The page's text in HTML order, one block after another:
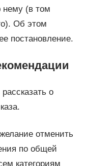
нему (в том
Об этом
постановление.
о
отменить
по общей
категориям